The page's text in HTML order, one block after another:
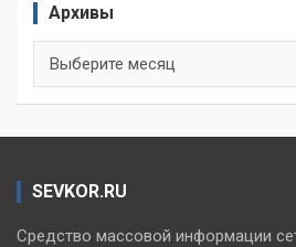
Архивы
SEVKOR.RU
Средство массовой информации